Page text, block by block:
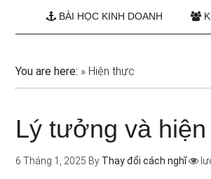
BÀI HỌC KINH DOANH
You are here: » Hiện thực
Lý tưởng và
6 Tháng 1, 2025 By Thay đổi cách nghĩ